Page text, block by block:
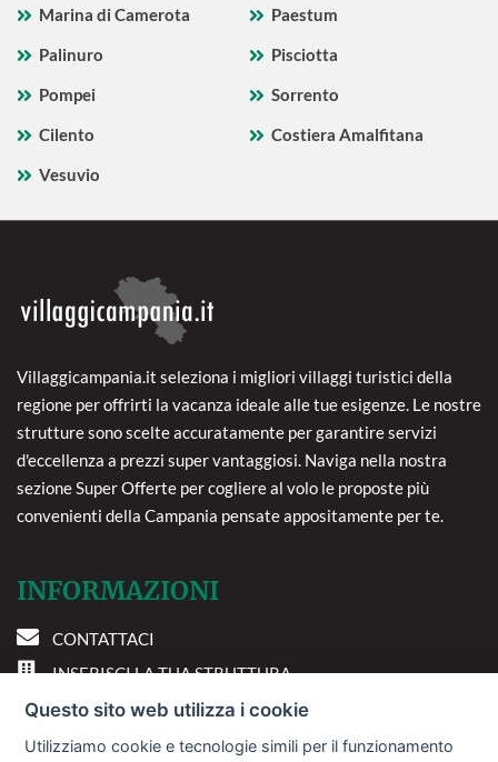
Marina di Camerota
Paestum
Palinuro
Pisciotta
Pompei
Sorrento
Cilento
Costiera Amalfitana
Vesuvio
Villaggicampania.it seleziona i migliori villaggi turistici della
regione per offrirti la vacanza ideale alle tue esigenze. Le nostre
strutture sono scelte accuratamente per garantire servizi
d'eccellenza a prezzi super vantaggiosi. Naviga nella nostra
sezione Super Offerte per cogliere al volo le proposte più
convenienti della Campania pensate appositamente per te.
INFORMAZIONI
CONTATTACI
INSERISCI LA TUA STRUTTURA
PREFERENZE COOKIE
Questo sito web utilizza i cookie
Utilizziamo cookie e tecnologie simili per il funzionamento